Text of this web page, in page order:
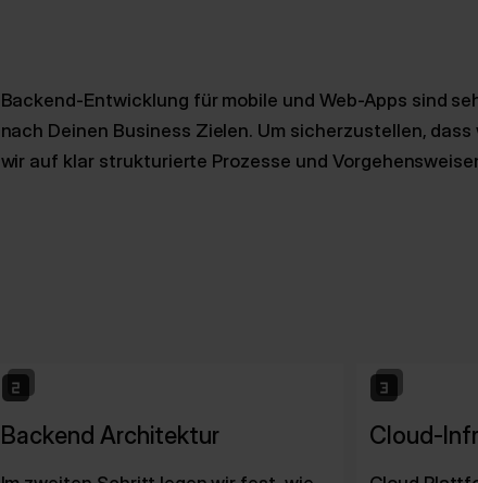
Backend-Entwicklung für mobile und Web-Apps sind
nach Deinen Business Zielen. Um sicherzustellen,
wir auf klar strukturierte Prozesse und
Backend Architektur Cloud-